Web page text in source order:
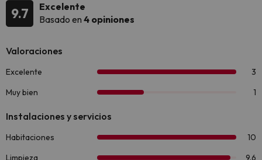
9.7
Excelente
Basado en 4 opiniones